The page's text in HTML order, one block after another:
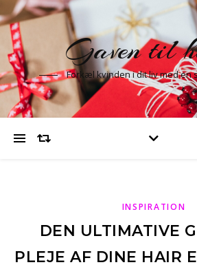
Gaven til
Forkæl kvinden i dit liv med en
INSPIRATION
DEN ULTIMATIVE
PLEJE AF DINE HAIR